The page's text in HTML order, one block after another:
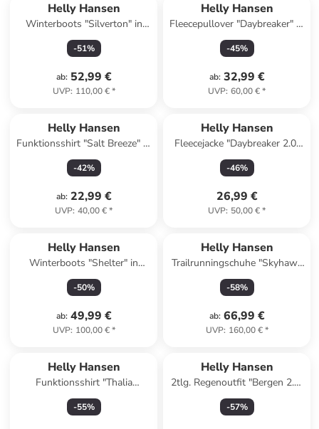
Helly Hansen
Winterboots "Silverton" in
Khaki
-51%
ab: 52,99 €
UVP: 110,00 €*
Helly Hansen
Fleecepullover "Daybreaker" in
Dunkelblau
-45%
ab: 32,99 €
UVP: 60,00 €*
Helly Hansen
Funktionsshirt "Salt Breeze" in
Weiß
-42%
ab: 22,99 €
UVP: 40,00 €*
Helly Hansen
Fleecejacke "Daybreaker 2.0"
in Schwarz
-46%
26,99 €
UVP: 50,00 €*
Helly Hansen
Winterboots "Shelter" in
Dunkelblau
-50%
ab: 49,99 €
UVP: 100,00 €*
Helly Hansen
Trailrunningschuhe "Skyhawk
TR" in Grau
-58%
ab: 66,99 €
UVP: 160,00 €*
Helly Hansen
Funktionsshirt "Thalia
Summer" in Dunkelblau/ Weiß
-55%
Helly Hansen
2tlg. Regenoutfit "Bergen 2.0"
in Rosa
-57%